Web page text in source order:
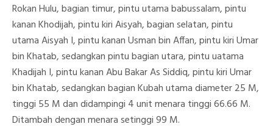
Rokan Hulu, bagian timur, pintu utama babussalam, pintu
kanan Khodijah, pintu kiri Aisyah, bagian selatan, pintu
utama Aisyah I, pintu kanan Usman bin Affan, pintu kiri Umar
bin Khatab, sedangkan pintu bagian utara, pintu uatama
Khadijah I, pintu kanan Abu Bakar As Siddiq, pintu kiri Umar
bin Khatab, sedangkan bagian Kubah utama diameter 25 M,
tinggi 55 M dan didampingi 4 unit menara tinggi 66.66 M.
Ditambah dengan menara setinggi 99 M.